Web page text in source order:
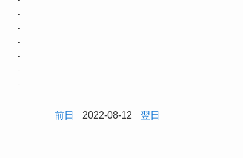
-
-
-
-
-
-
前日 2022-08-12 翌日